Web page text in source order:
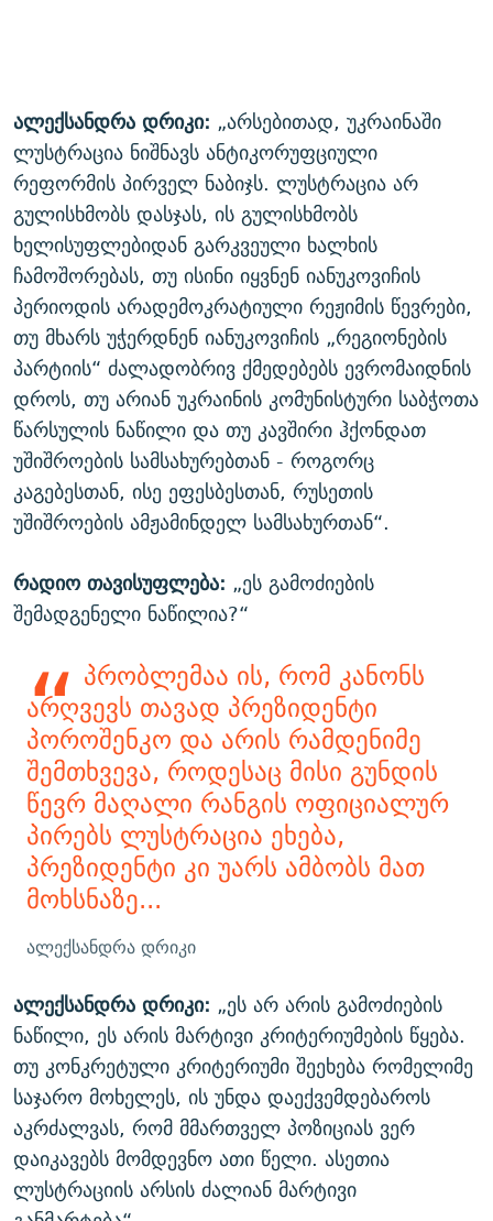
ალექსანდრა დრიკი: „არსებითად, უკრაინაში
ლუსტრაცია ნიშნავს ანტიკორუფციული
რეფორმის პირველ ნაბიჯს. ლუსტრაცია არ
გულისხმობს დასჯას, ის გულისხმობს
ხელისუფლებიდან გარკვეული ხალხის
ჩამოშორებას, თუ ისინი იყვნენ იანუკოვიჩის
პერიოდის არადემოკრატიული რეჟიმის წევრები,
თუ მხარს უჭერდნენ იანუკოვიჩის „რეგიონების
პარტიის“ ძალადობრივ ქმედებებს ევრომაიდნის
დროს, თუ არიან უკრაინის კომუნისტური საბჭოთა
წარსულის ნაწილი და თუ კავშირი ჰქონდათ
უშიშროების სამსახურებთან - როგორც
კაგებესთან, ისე ეფესბესთან, რუსეთის
უშიშროების ამჟამინდელ სამსახურთან“.
რადიო თავისუფლება: „ეს გამოძიების
შემადგენელი ნაწილია?“
პრობლემაა ის, რომ კანონს
არღვევს თავად პრეზიდენტი
პოროშენკო და არის რამდენიმე
შემთხვევა, როდესაც მისი გუნდის
წევრ მაღალი რანგის ოფიციალურ
პირებს ლუსტრაცია ეხება,
პრეზიდენტი კი უარს ამბობს მათ
მოხსნაზე...
ალექსანდრა დრიკი
ალექსანდრა დრიკი: „ეს არ არის გამოძიების
ნაწილი, ეს არის მარტივი კრიტერიუმების წყება.
თუ კონკრეტული კრიტერიუმი შეეხება რომელიმე
საჯარო მოხელეს, ის უნდა დაექვემდებაროს
აკრძალვას, რომ მმართველ პოზიციას ვერ
დაიკავებს მომდევნო ათი წელი. ასეთია
ლუსტრაციის არსის ძალიან მარტივი